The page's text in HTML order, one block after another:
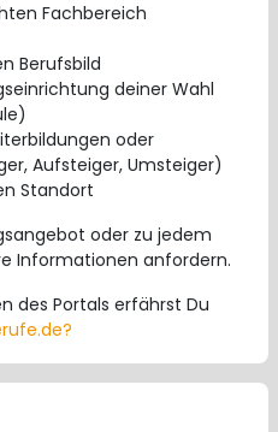
Fachbereich
Berufsbild
deiner Wahl
oder
Aufsteiger, Umsteiger)
Standort
oder zu jedem
Informationen anfordern.
des Portals erfährst Du